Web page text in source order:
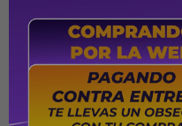
Peso (g): 218.2
Altura externa de la
Ancho externo de la
Altura interna de la